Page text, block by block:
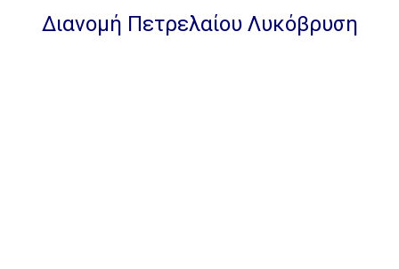
Διανομή Πετρελαίου Λυκόβρυση